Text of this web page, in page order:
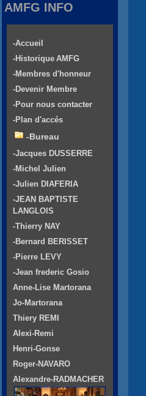
AMFG INFO
-Accueil
-Historique AMFG
-Membres d'honneur
-Devenir Membre
-Pour nous contacter
-Plan d'accés
-Bureau
-Jacques DUSSERRE
-Michel Julien
-Julien DIAFERIA
-JEAN BAPTISTE
LANGLOIS
-Thierry NAY
-Bernard BERISSET
-Pierre LEVY
-Jean frederic Gosio
Anne-Lise Martorana
Jo-Martorana
Thiery REMI
Alexi-Remi
Henri-Gonse
Roger-NAVARO
Alexandre-RADMACHER